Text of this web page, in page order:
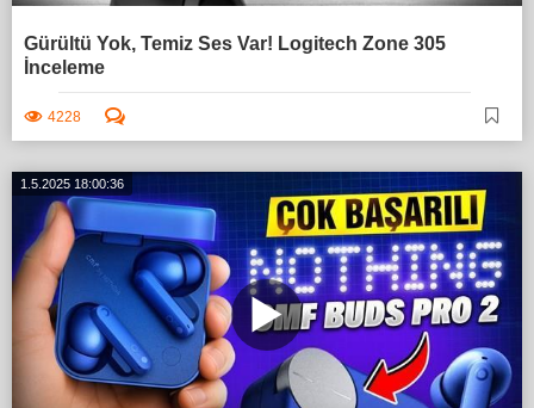
Gürültü Yok, Temiz Ses Var! Logitech Zone 305
İnceleme
4228
1.5.2025 18:00:36